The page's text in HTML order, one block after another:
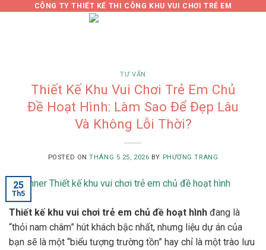
CÔNG TY THIẾT KẾ THI CÔNG KHU VUI CHƠI TRẺ EM
TƯ VẤN
Thiết Kế Khu Vui Chơi Trẻ Em Chủ
Đề Hoạt Hình: Làm Sao Để Đẹp Lâu
Và Không Lỗi Thời?
POSTED ONTHÁNG 5 25, 2026 BY PHƯƠNG TRANG
25
Th5
Thiết kế khu vui chơi trẻ em chủ đề hoạt hình đang là
“thỏi nam châm” hút khách bậc nhất, nhưng liệu dự án của
bạn sẽ là một “biểu tượng trường tồn” hay chỉ là một trào lưu